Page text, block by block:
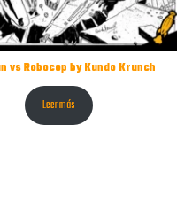
vs Robocop by Kundo Krunch
Leer más